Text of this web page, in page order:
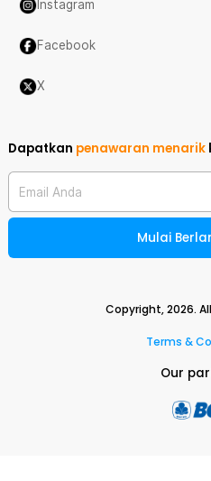
Instagram
Facebook
X
Dapatkan penawaran menarik
Email Anda
Mulai
Copyright,2026.
Terms &
Our